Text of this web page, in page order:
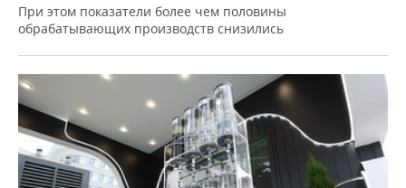
При этом показатели более чем половины
обрабатывающих производств снизились